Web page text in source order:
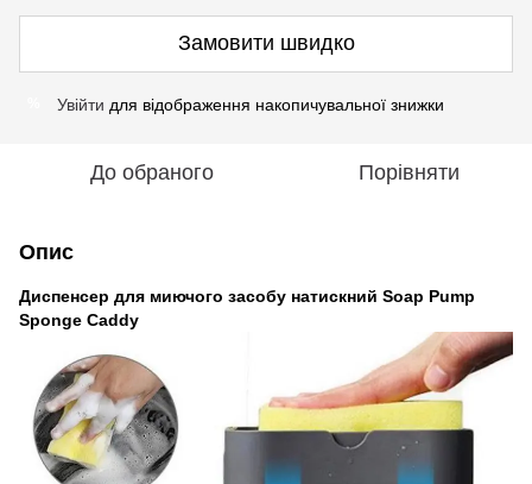
Замовити швидко
Увійти для відображення накопичувальної знижки
До обраного Порівняти
Опис
Диспенсер для миючого засобу натискний Soap Pump
Sponge Caddy